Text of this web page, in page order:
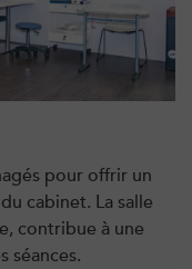
pour offrir un
cabinet. La salle
contribue à une
séances.